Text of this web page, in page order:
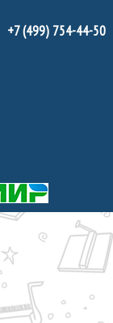
+7 (499) 754-44-50